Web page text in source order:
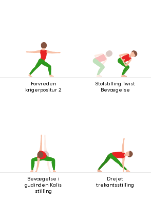
Forvreden
krigerpositur 2
Stolstilling Twist
Bevægelse
Bevægelse i
gudinden Kalis
stilling
Drejet
trekantsstilling